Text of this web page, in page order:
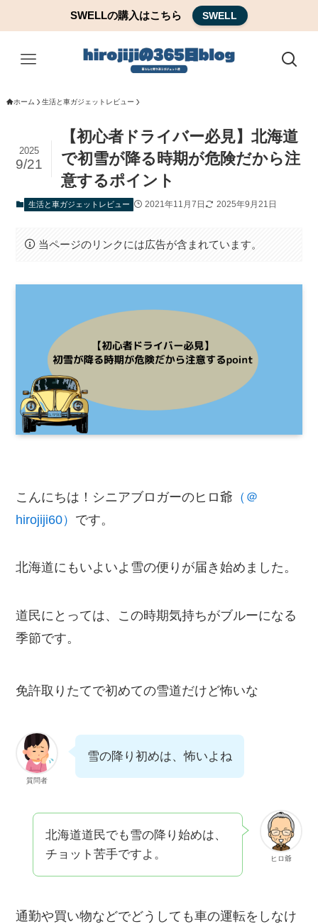
SWELLの購入はこちら SWELL
ホーム 生活と車ガジェットレビュー
【初心者ドライバー必見】北海道
で初雪が降る時期が危険だから注
意するポイント
2025
9/21
生活と車ガジェットレビュー 2021年11月7日 2025年9月21日
当ページのリンクには広告が含まれています。
こんにちは！シニアブロガーのヒロ爺 （＠
hirojiji60） です。
北海道にもいよいよ雪の便りが届き始めました。
道民にとっては、この時期気持ちがブルーになる
季節です。
免許取りたてで初めての雪道だけど怖いな
質問者
雪の降り初めは、怖いよね
ヒロ爺
北海道道民でも雪の降り始めは、
チョット苦手ですよ。
通勤や買い物などでどうしても車の運転をしなけ